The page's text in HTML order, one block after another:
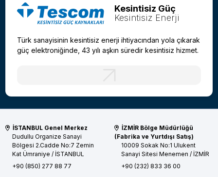
Kesintisiz Güç
Kesintisiz Enerji
Türk sanayisinin kesintisiz enerji ihtiyacından yola çıkarak
güç elektroniğinde, 43 yılı aşkın süredir kesintisiz hizmet.
İSTANBUL Genel Merkez
Dudullu Organize Sanayi
Bölgesi 2.Cadde No:7 Zemin
Kat Ümraniye / İSTANBUL
+90 (850) 277 88 77
İZMİR Bölge Müdürlüğü
(Fabrika ve Yurtdışı Satış)
10009 Sokak No:1 Ulukent
Sanayi Sitesi Menemen / İZMİR
+90 (232) 833 36 00